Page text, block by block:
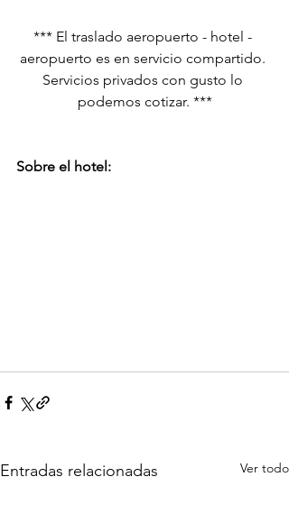
*** El traslado aeropuerto - hotel -
aeropuerto es en servicio compartido.
Servicios privados con gusto lo
podemos cotizar. ***
Sobre el hotel:
Entradas relacionadas Ver todo